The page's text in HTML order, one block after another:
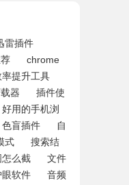
雷插件
chrome
率提升工具
器
插件使
好用的手机浏
色盲插件
自
式
搜索结
怎么截
文件
眼软件
音频